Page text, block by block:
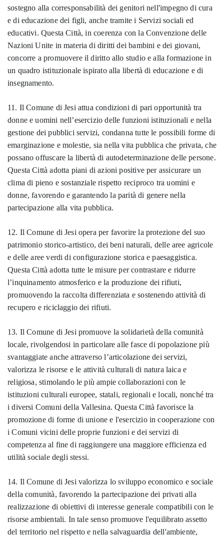
sostegno alla corresponsabilità dei genitori nell'impegno di cura
e di educazione dei figli, anche tramite i Servizi sociali ed
educativi. Questa Città, in coerenza con la Convenzione delle
Nazioni Unite in materia di diritti dei bambini e dei giovani,
concorre a promuovere il diritto allo studio e alla formazione in
un quadro istituzionale ispirato alla libertà di educazione e di
insegnamento.
11. Il Comune di Jesi attua condizioni di pari opportunità tra
donne e uomini nell’esercizio delle funzioni istituzionali e nella
gestione dei pubblici servizi, condanna tutte le possibili forme di
emarginazione e molestie, sia nella vita pubblica che privata, che
possano offuscare la libertà di autodeterminazione delle persone.
Questa Città adotta piani di azioni positive per assicurare un
clima di pieno e sostanziale rispetto reciproco tra uomini e
donne, favorendo e garantendo la parità di genere nella
partecipazione alla vita pubblica.
12. Il Comune di Jesi opera per favorire la protezione del suo
patrimonio storico-artistico, dei beni naturali, delle aree agricole
e delle aree verdi di configurazione storica e paesaggistica.
Questa Città adotta tutte le misure per contrastare e ridurre
l’inquinamento atmosferico e la produzione dei rifiuti,
promuovendo la raccolta differenziata e sostenendo attività di
recupero e riciclaggio dei rifiuti.
13. Il Comune di Jesi promuove la solidarietà della comunità
locale, rivolgendosi in particolare alle fasce di popolazione più
svantaggiate anche attraverso l’articolazione dei servizi,
valorizza le risorse e le attività culturali di natura laica e
religiosa, stimolando le più ampie collaborazioni con le
istituzioni culturali europee, statali, regionali e locali, nonché tra
i diversi Comuni della Vallesina. Questa Città favorisce la
promozione di forme di unione e l'esercizio in cooperazione con
i Comuni vicini delle proprie funzioni e dei servizi di
competenza al fine di raggiungere una maggiore efficienza ed
utilità sociale degli stessi.
14. Il Comune di Jesi valorizza lo sviluppo economico e sociale
della comunità, favorendo la partecipazione dei privati alla
realizzazione di obiettivi di interesse generale compatibili con le
risorse ambientali. In tale senso promuove l'equilibrato assetto
del territorio nel rispetto e nella salvaguardia dell'ambiente,